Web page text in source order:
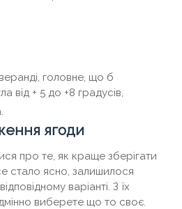
веранді, головне, що б
від + 5 до +8 градусів,
ягоди
про те, як краще зберігати
стало ясно, залишилося
варіанті. З їх
виберете що то своє.